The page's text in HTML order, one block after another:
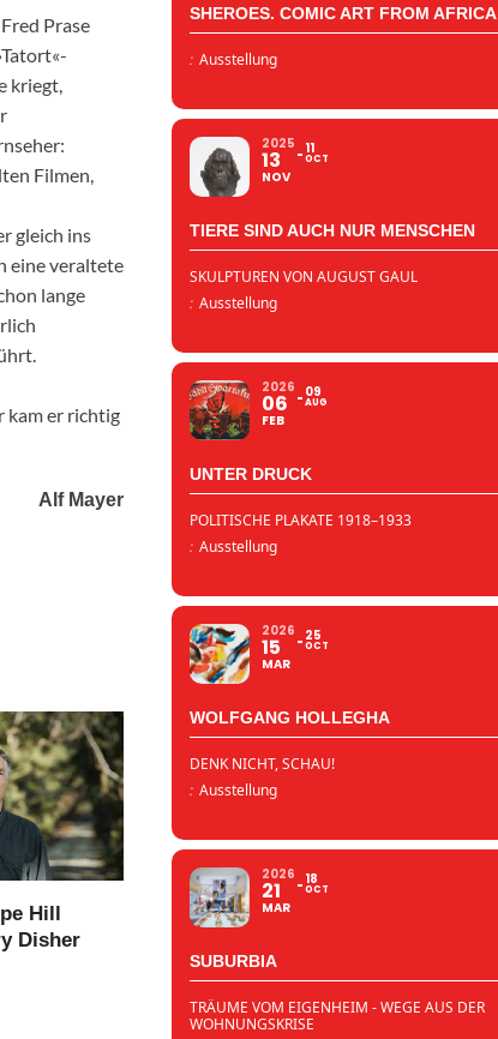
Prase
kriegt,
Filmen,
gleich ins
eine veraltete
lange
kam er richtig
Alf Mayer
Hill
Disher
SHEROES. COMIC ART FROM AFRICA
: Ausstellung
2025
13
NOV
11
OCT
TIERE SIND AUCH NUR MENSCHEN
SKULPTUREN VON AUGUST GAUL
: Ausstellung
2026
06
FEB
09
AUG
UNTER DRUCK
POLITISCHE PLAKATE 1918–1933
: Ausstellung
2026
15
MAR
25
OCT
WOLFGANG HOLLEGHA
DENK NICHT, SCHAU!
: Ausstellung
2026
21
MAR
18
OCT
SUBURBIA
TRÄUME VOM EIGENHEIM - WEGE AUS DER
WOHNUNGSKRISE